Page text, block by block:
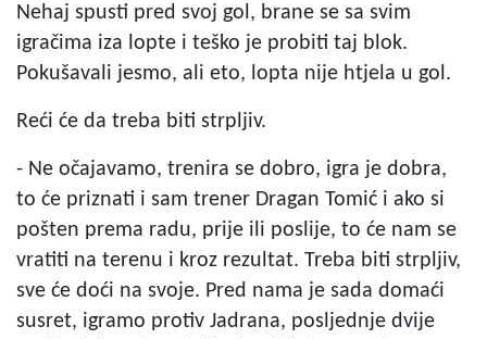
Nehaj spusti pred svoj gol, brane se sa svim
igračima iza lopte i teško je probiti taj blok.
Pokušavali jesmo, ali eto, lopta nije htjela u gol.
Reći će da treba biti strpljiv.
- Ne očajavamo, trenira se dobro, igra je dobra,
to će priznati i sam trener Dragan Tomić i ako si
pošten prema radu, prije ili poslije, to će nam se
vratiti na terenu i kroz rezultat. Treba biti strpljiv,
sve će doći na svoje. Pred nama je sada domaći
susret, igramo protiv Jadrana, posljednje dvije